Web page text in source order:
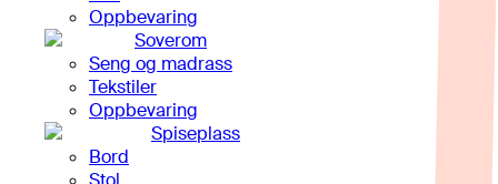
Oppbevaring
Soverom
Seng og madrass
Tekstiler
Oppbevaring
Spiseplass
Bord